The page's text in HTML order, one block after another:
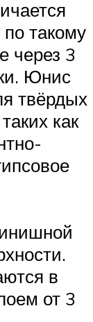
такому
через 3
Юнис
твёрдых
как
в
от 3